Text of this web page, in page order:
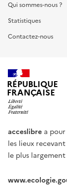
Qui sommes-nous ?
Statistiques
Contactez-nous
RÉPUBLIQUE
FRANÇAISE
acceslibre a
les lieux
le plus